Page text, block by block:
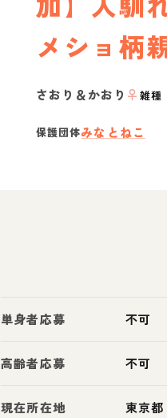
メショ柄
さおり＆かおり ♀ 雑種
保護団体みなとねこ
単身者応募 不可
高齢者応募 不可
現在所在地 東京都